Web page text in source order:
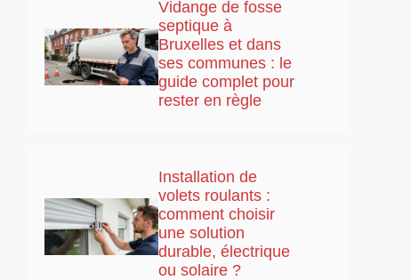
Vidange de fosse
septique à
Bruxelles et dans
ses communes : le
guide complet pour
rester en règle
Installation de
volets roulants :
comment choisir
une solution
durable, électrique
ou solaire ?